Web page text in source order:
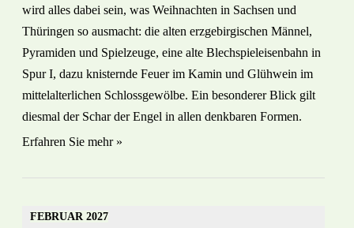
wird alles dabei sein, was Weihnachten in Sachsen und
Thüringen so ausmacht: die alten erzgebirgischen Männel,
Pyramiden und Spielzeuge, eine alte Blechspieleisenbahn in
Spur I, dazu knisternde Feuer im Kamin und Glühwein im
mittelalterlichen Schlossgewölbe. Ein besonderer Blick gilt
diesmal der Schar der Engel in allen denkbaren Formen.
Erfahren Sie mehr »
FEBRUAR 2027